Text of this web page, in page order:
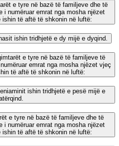
e tyre në bazë të familjeve dhe të
i numëruar emrat nga mosha njëzet
të aftë të shkonin në luftë:
ishin tridhjetë e dy mijë e dyqind.
e tyre në bazë të familjeve të
emrat nga mosha njëzet vjeç
të aftë të shkonin në luftë:
ishin tridhjetë e pesë mijë e
e tyre në bazë të familjeve dhe të
i numëruar emrat nga mosha njëzet
të aftë të shkonin në luftë: